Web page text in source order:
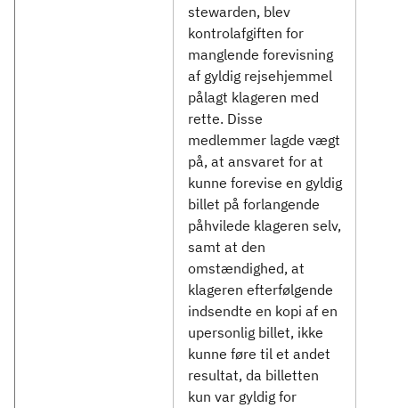
stewarden, blev
kontrolafgiften for
manglende forevisning
af gyldig rejsehjemmel
pålagt klageren med
rette. Disse
medlemmer lagde vægt
på, at ansvaret for at
kunne forevise en gyldig
billet på forlangende
påhvilede klageren selv,
samt at den
omstændighed, at
klageren efterfølgende
indsendte en kopi af en
upersonlig billet, ikke
kunne føre til et andet
resultat, da billetten
kun var gyldig for